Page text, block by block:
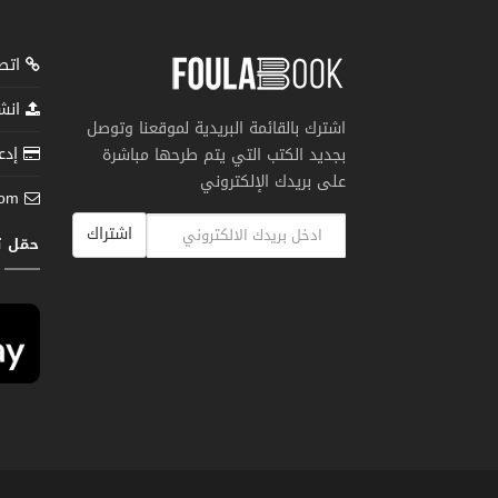
اشترك بالقائمة البريدية لموقعنا وتوصل
بجديد الكتب التي يتم طرحها مباشرة
على بريدك الإلكتروني
اشتراك
حمّل